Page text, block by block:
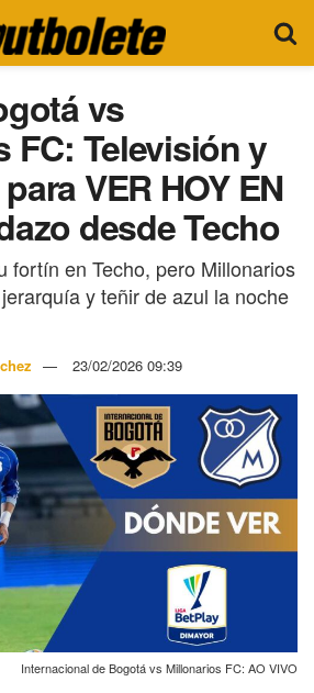
vs
FC: Televisión y
VER HOY EN
desde Techo
fortín en Techo, pero Millonarios
y teñir de azul la noche
23/02/2026 09:39
Internacional de Bogotá vs Millonarios FC: AO VIVO